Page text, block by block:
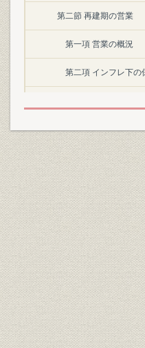
第二節 再建期の営業
第一項 営業の概況
第二項 インフレ下の
第四項復興への胎動
第三節 資産運用および
第一項 資産運用
第二項 損益・剰余金
第八章 経済の戦前復帰と
第一節 経済の戦前復
第一項 経済の回復と
第二項 経営体制